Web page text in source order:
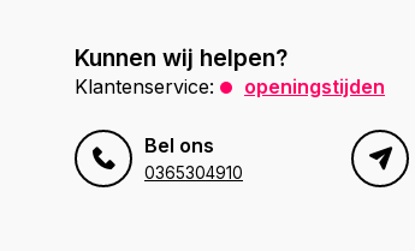
Kunnen wij helpen?
Klantenservice: openingstijden
Bel ons
0365304910